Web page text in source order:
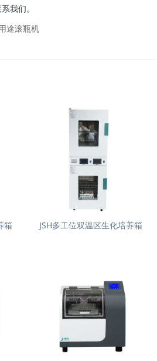
我们。
途滚瓶机
箱
JSH多工位双温区生化培养箱